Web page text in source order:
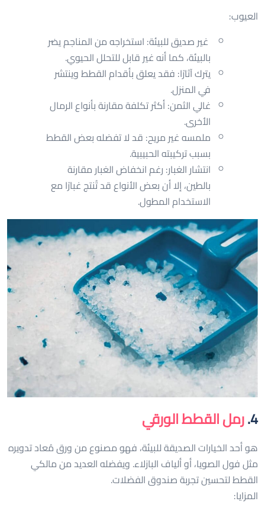
العيوب:
غير صديق للبيئة: استخراجه من المناجم يضر
بالبيئة، كما أنه غير قابل للتحلل الحيوي.
يترك آثارًا: فقد يعلق بأقدام القطط وينتشر
في المنزل.
غالي الثمن: أكثر تكلفة مقارنة بأنواع الرمال
الأخرى.
ملمسه غير مريح: قد لا تفضله بعض القطط
بسبب تركيبته الحبيبية.
انتشار الغبار: رغم انخفاض الغبار مقارنة
بالطين، إلا أن بعض الأنواع قد تُنتج غبارًا مع
الاستخدام المطول.
4. رمل القطط الورقي
هو أحد الخيارات الصديقة للبيئة، فهو مصنوع من ورق مُعاد تدويره
مثل فول الصويا، أو ألياف البازلاء. ويفضله العديد من مالكي
القطط لتحسين تجربة صندوق الفضلات.
المزايا: